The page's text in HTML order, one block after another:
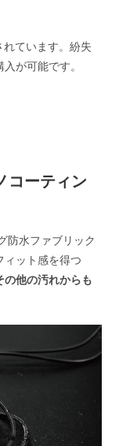
ています。紛失
が可能です。
コーティン
防水ファブリック
ィット感を得つ
の他の汚れからも